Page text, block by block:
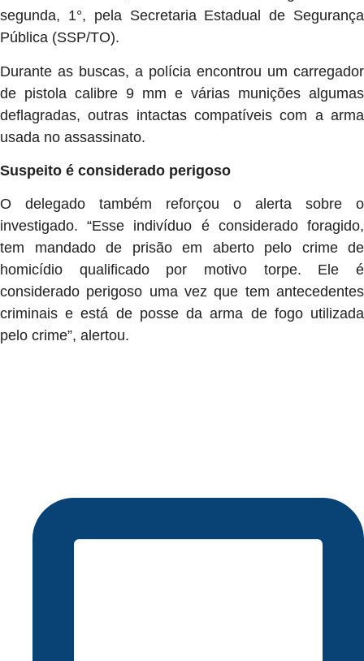
segunda, 1°, pela Secretaria Estadual de Segurança
Pública (SSP/TO).
Durante as buscas, a polícia encontrou um carregador
de pistola calibre 9 mm e várias munições algumas
deflagradas, outras intactas compatíveis com a arma
usada no assassinato.
Suspeito é considerado perigoso
O delegado também reforçou o alerta sobre o
investigado. “Esse indivíduo é considerado foragido,
tem mandado de prisão em aberto pelo crime de
homicídio qualificado por motivo torpe. Ele é
considerado perigoso uma vez que tem antecedentes
criminais e está de posse da arma de fogo utilizada
pelo crime”, alertou.